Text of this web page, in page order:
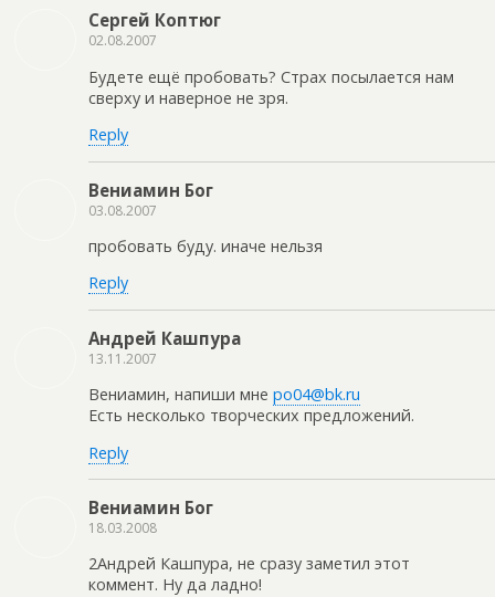
Сергей Коптюг
02.08.2007
Будете ещё пробовать? Страх посылается нам
сверху и наверное не зря.
Reply
Вениамин Бог
03.08.2007
пробовать буду. иначе нельзя
Reply
Андрей Кашпура
13.11.2007
Вениамин, напиши мне po04@bk.ru
Есть несколько творческих предложений.
Reply
Вениамин Бог
18.03.2008
2Андрей Кашпура, не сразу заметил этот
коммент. Ну да ладно!